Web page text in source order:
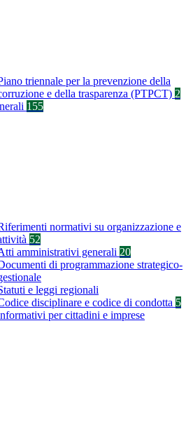
triennale per la prevenzione della
e della trasparenza (PTPCT) 2
155
normativi su organizzazione e
52
amministrativi generali 20
di programmazione strategico-
e leggi regionali
disciplinare e codice di condotta 5
per cittadini e imprese